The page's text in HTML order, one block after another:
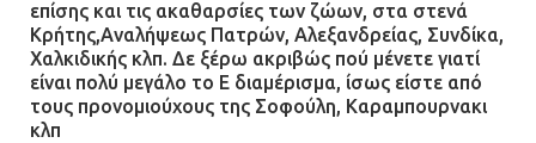
επίσης και τις ακαθαρσίες των ζώων, στα στενά
Κρήτης,Αναλήψεως Πατρών, Αλεξανδρείας, Συνδίκα,
Χαλκιδικής κλπ. Δε ξέρω ακριβώς πού μένετε γιατί
είναι πολύ μεγάλο το Ε διαμέρισμα, ίσως είστε από
τους προνομιούχους της Σοφούλη, Καραμπουρνακι
κλπ